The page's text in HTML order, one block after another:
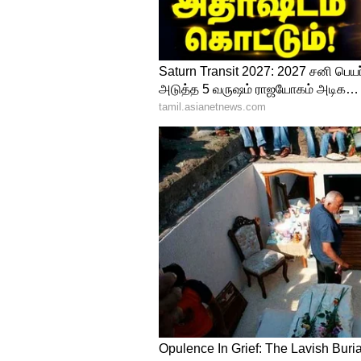
உங்கள் துணை உங்கள்
தவிர்த்தால், அவர்
வாழ்க்கை மற்றும்
யாருக்கோ முன்னுரிமை
5